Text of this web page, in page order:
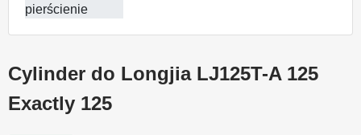
Cylinder do Longjia LJ125T-A 125
Exactly 125